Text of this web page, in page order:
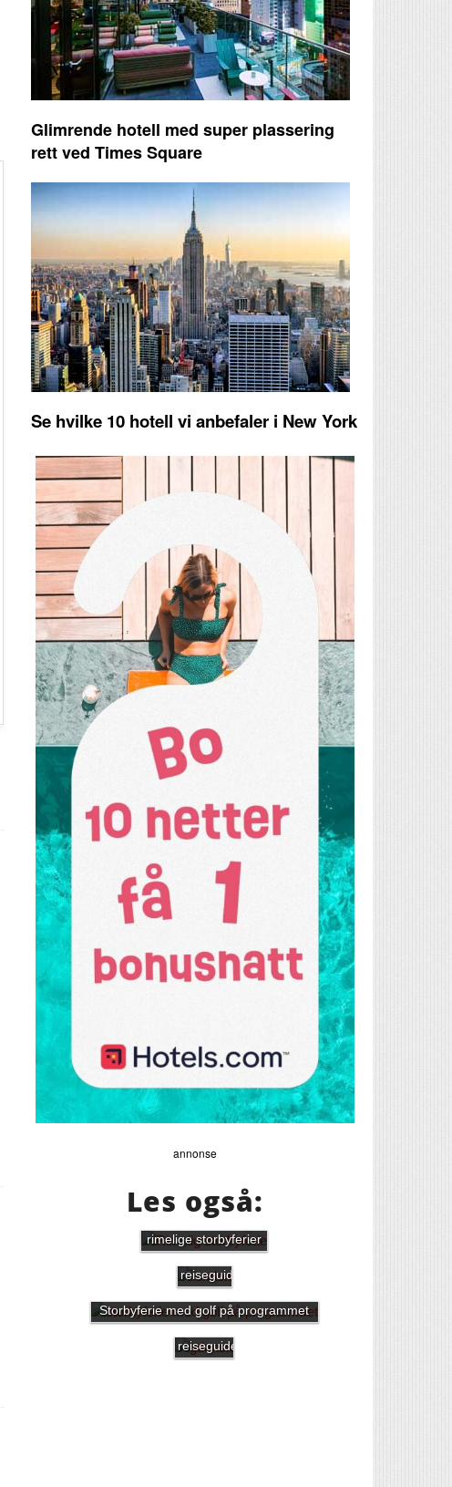
Glimrende hotell med super plassering
rett ved Times Square
Se hvilke 10 hotell vi anbefaler i New York
annonse
Les også:
rimelige storbyferier
reiseguide
Storbyferie med golf på programmet
reiseguide